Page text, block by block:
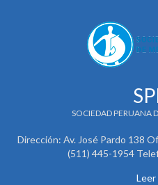
SOCIEDAD PERUANA
Dirección: Av. José Pardo 138
(511) 445-1954
Leer